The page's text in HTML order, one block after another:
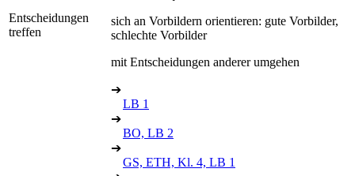
Entscheidungen
treffen
sich an Vorbildern orientieren: gute Vorbilder,
schlechte Vorbilder
mit Entscheidungen anderer umgehen
➔
LB 1
➔
BO, LB 2
➔
GS, ETH, Kl. 4, LB 1